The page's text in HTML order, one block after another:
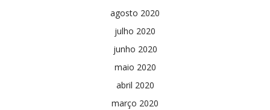
agosto 2020
julho 2020
junho 2020
maio 2020
abril 2020
março 2020